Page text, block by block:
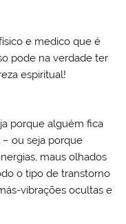
e medico que é
pode na verdade ter
espiritual!
porque alguém fica
ou seja porque
maus olhados
o tipo de transtorno
vibrações ocultas e